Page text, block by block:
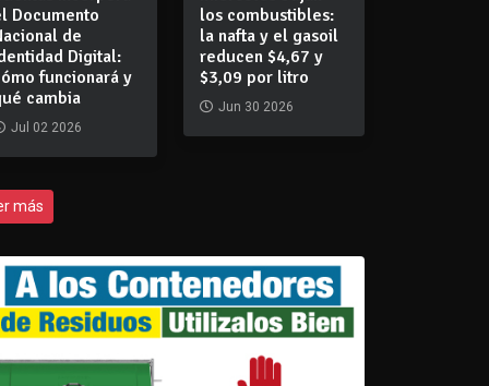
Documento
de
Digital:
funcionará y
cambia
Jul 02 2026
los combustibles:
la nafta y el gasoil
reducen $4,67 y
$3,09 por litro
Jun 30 2026
más